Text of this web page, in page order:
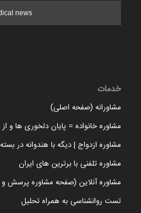
news
خدمات
مشاورانه (صفحه اصلی)
مشاوره خانواده = پایان دلخوری ها و
مشاوره ازدواج | دیگه با هندوانه در
مشاوره تلفنی با برترین های ایران
مشاوره آنلاین (صفحه مشاوره پرسش
تست روانشناسی به همراه تحلیل